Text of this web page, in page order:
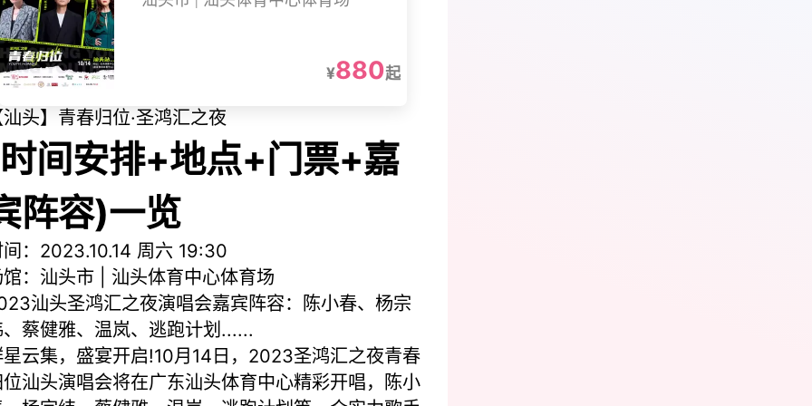
¥880起
头】青春归位·圣鸿汇之夜
间安排+地点+门票+嘉
阵容)一览
：2023.10.14 周六 19:30
：汕头市 | 汕头体育中心体育场
汕头圣鸿汇之夜演唱会嘉宾阵容：陈小春、杨宗
蔡健雅、温岚、逃跑计划......
云集，盛宴开启!10月14日，2023圣鸿汇之夜青春
汕头演唱会将在广东汕头体育中心精彩开唱，陈小